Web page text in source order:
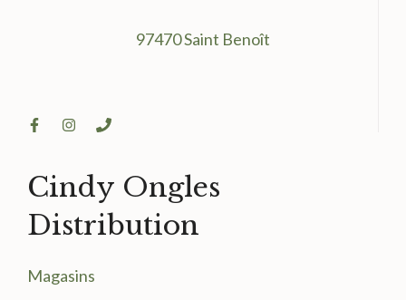
97470 Saint Benoît
Cindy Ongles
Distribution
Magasins